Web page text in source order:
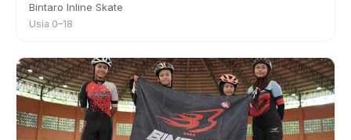
Bintaro Inline Skate
Usia 0–18